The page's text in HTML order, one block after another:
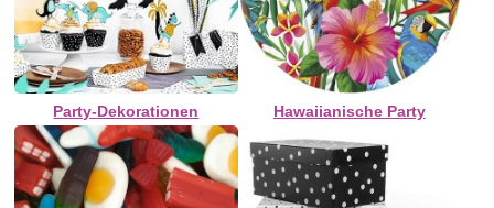
Party-Dekorationen Hawaiianische Party